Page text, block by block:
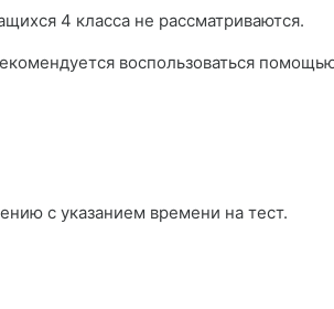
4 класса не рассматриваются.
воспользоваться
с указанием времени на тест.